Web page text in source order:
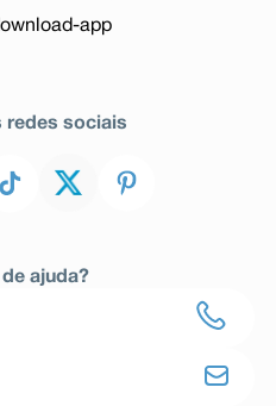
redes sociais
ajuda?